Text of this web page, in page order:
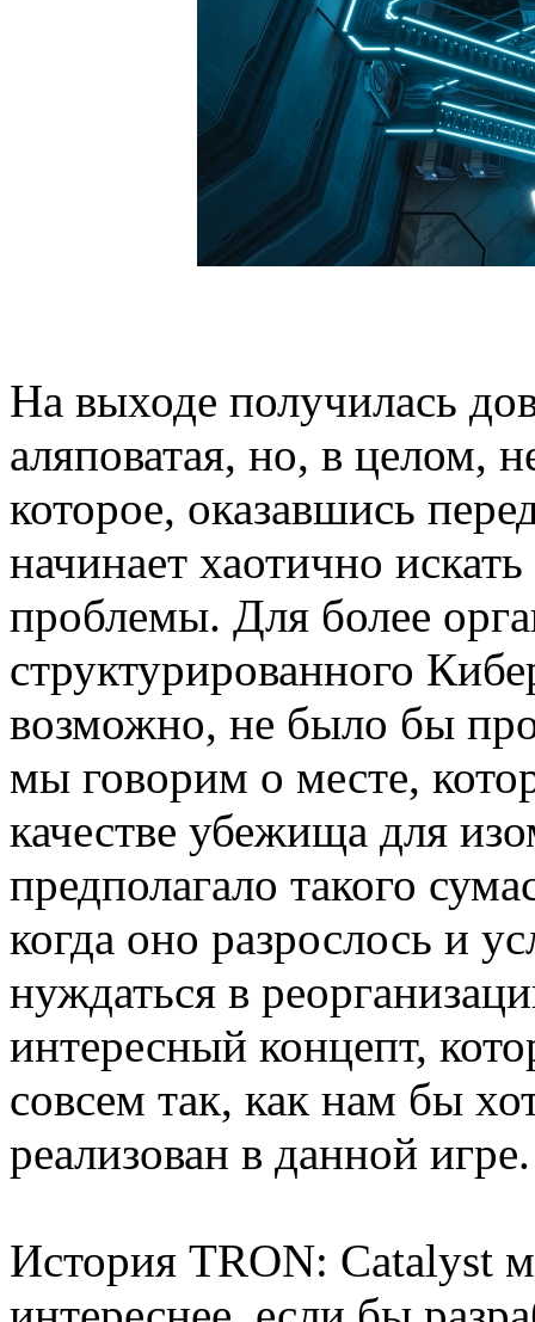
На выходе получилась
аляповатая, но, в целом,
которое, оказавшись
начинает хаотично
проблемы. Для более
структурированного
возможно, не было бы
мы говорим о месте,
качестве убежища для
предполагало такого
когда оно разрослось и
нуждаться в
интересный концепт,
совсем так, как нам бы
реализован в данной игре.
История TRON: Catalyst